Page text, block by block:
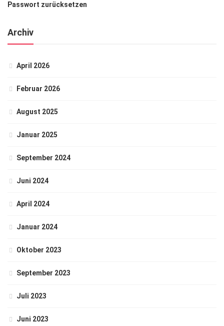
Passwort zurücksetzen
Archiv
April 2026
Februar 2026
August 2025
Januar 2025
September 2024
Juni 2024
April 2024
Januar 2024
Oktober 2023
September 2023
Juli 2023
Juni 2023